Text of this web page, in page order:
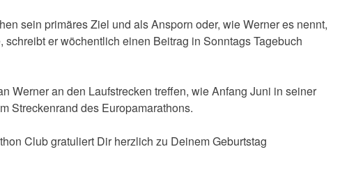
sein primäres Ziel und als Ansporn oder, wie Werner es nennt,
schreibt er wöchentlich einen Beitrag in Sonntags Tagebuch
Werner an den Laufstrecken treffen, wie Anfang Juni in seiner
Streckenrand des Europamarathons.
Club gratuliert Dir herzlich zu Deinem Geburtstag